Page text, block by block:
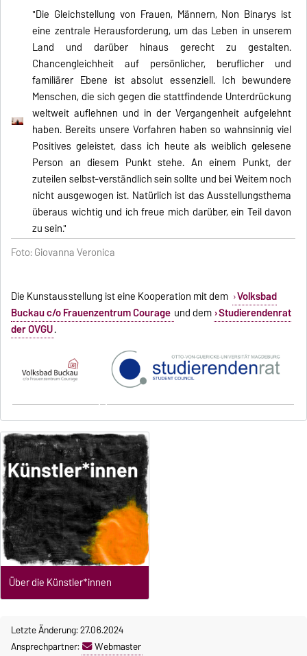
"Die Gleichstellung von Frauen, Männern, Non Binarys ist
eine zentrale Herausforderung, um das Leben in unserem
Land und darüber hinaus gerecht zu gestalten.
Chancengleichheit auf persönlicher, beruflicher und
familiärer Ebene ist absolut essenziell. Ich bewundere
Menschen, die sich gegen die stattfindende Unterdrückung
weltweit auflehnen und in der Vergangenheit aufgelehnt
haben. Bereits unsere Vorfahren haben so wahnsinnig viel
Positives geleistet, dass ich heute als weiblich gelesene
Person an diesem Punkt stehe. An einem Punkt, der
zuteilen selbst-verständlich sein sollte und bei Weitem noch
nicht ausgewogen ist. Natürlich ist das Ausstellungsthema
überaus wichtig und ich freue mich darüber, ein Teil davon
zu sein."
Foto: Giovanna Veronica
Die Kunstausstellung ist eine Kooperation mit dem Volksbad
Buckau c/o Frauenzentrum Courage und dem Studierendenrat
der OVGU.
Über die Künstler*innen
Letzte Änderung: 27.06.2024
Ansprechpartner:
Webmaster